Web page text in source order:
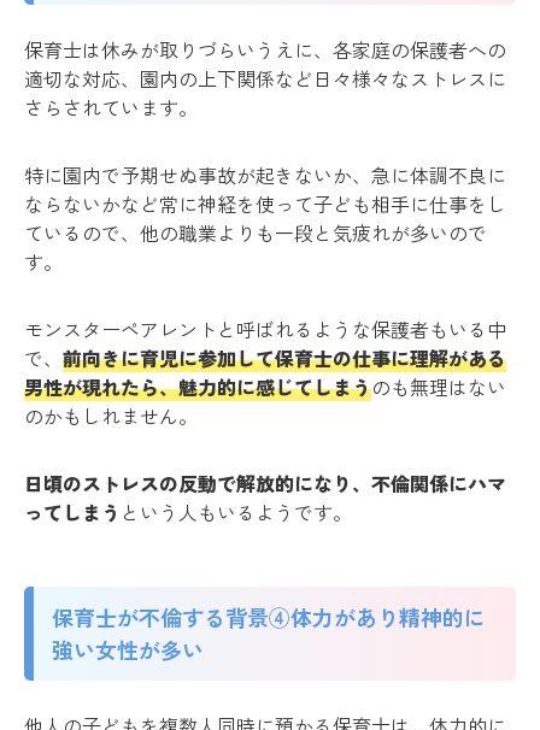
保育士は休みが取りづらいうえに、各家庭の保護者への
適切な対応、園内の上下関係など日々様々なストレスに
さらされています。
特に園内で予期せぬ事故が起きないか、急に体調不良に
ならないかなど常に神経を使って子ども相手に仕事をし
ているので、他の職業よりも一段と気疲れが多いので
す。
モンスターペアレントと呼ばれるような保護者もいる中
で、 前向きに育児に参加して保育士の仕事に理解がある
男性が現れたら、魅力的に感じてしまうのも無理はない
のかもしれません。
日頃のストレスの反動で解放的になり、不倫関係にハマ
ってしまう という人もいるようです。
保育士が不倫する背景④体力があり精神的に
強い女性が多い